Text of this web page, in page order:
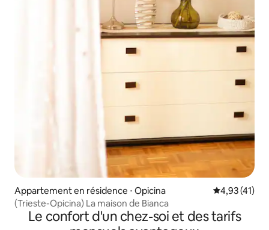
Appartement en résidence ⋅ Opicina Évaluation
4,93 (41)
(Trieste-Opicina) La maison de Bianca
Le confort d'un chez-soi et des tarifs